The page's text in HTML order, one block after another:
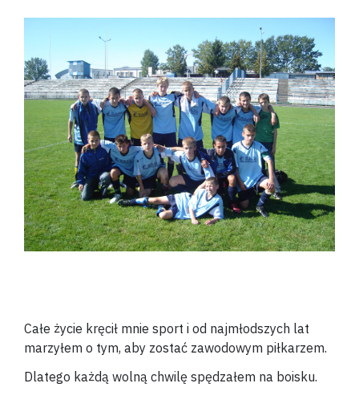
Całe życie kręcił mnie sport i od najmłodszych lat
marzyłem o tym, aby zostać zawodowym piłkarzem.
Dlatego każdą wolną chwilę spędzałem na boisku.